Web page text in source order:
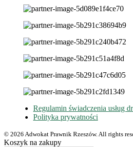
Regulamin świadczenia usług
Polityka prywatności
© 2026 Adwokat Prawnik Rzeszów. All rights
Koszyk na zakupy